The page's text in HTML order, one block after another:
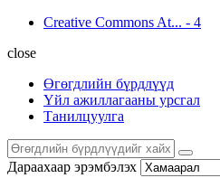
Creative Commons At... - 4
close
Өгөгдлийн бүрдлүүд
Үйл ажиллагааны урсгал
Танилцуулга
Дараахаар эрэмбэлэх